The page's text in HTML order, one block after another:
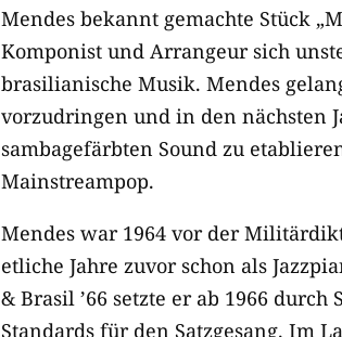
Mendes bekannt gemachte Stück
Komponist und Arrangeur sich
brasilianische Musik. Mendes
vorzudringen und in den nächsten
sambagefärbten Sound zu
Mainstreampop.
Mendes war 1964 vor der
etliche Jahre zuvor schon als
& Brasil ’66 setzte er ab 1966
Standards für den Satzgesang. Im